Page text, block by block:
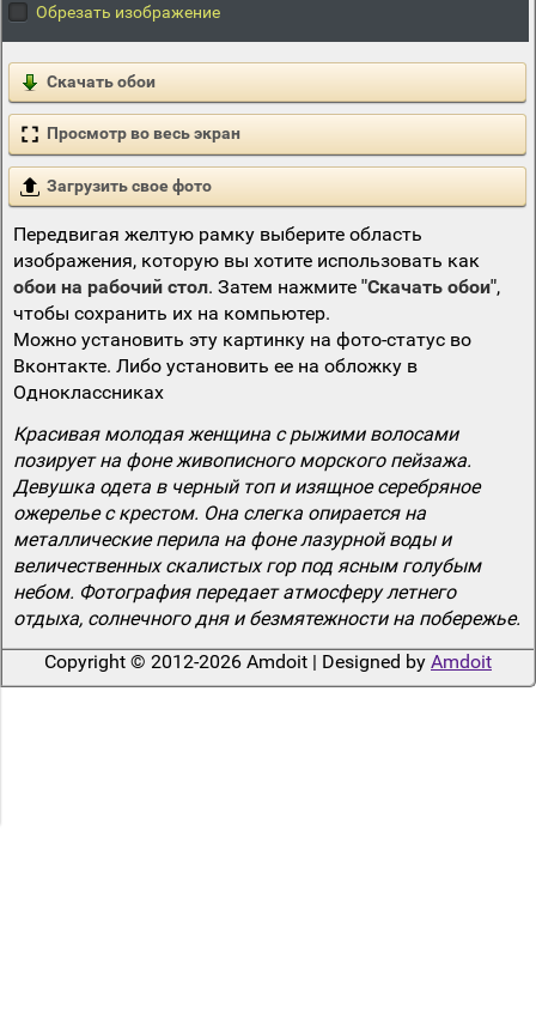
Обрезать изображение
Скачать обои
Просмотр во весь экран
Загрузить свое фото
Передвигая желтую рамку выберите область
изображения, которую вы хотите использовать как
обои на рабочий стол. Затем нажмите "Скачать обои",
чтобы сохранить их на компьютер.
Можно установить эту картинку на фото-статус во
Вконтакте. Либо установить ее на обложку в
Одноклассниках
Красивая молодая женщина с рыжими волосами
позирует на фоне живописного морского пейзажа.
Девушка одета в черный топ и изящное серебряное
ожерелье с крестом. Она слегка опирается на
металлические перила на фоне лазурной воды и
величественных скалистых гор под ясным голубым
небом. Фотография передает атмосферу летнего
отдыха, солнечного дня и безмятежности на побережье.
Copyright © 2012-2026 Amdoit | Designed by Amdoit